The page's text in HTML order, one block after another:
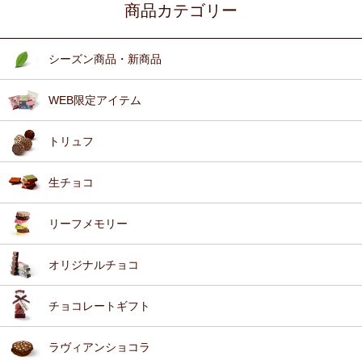
商品カテゴリー
シーズン商品・新商品
WEB限定アイテム
トリュフ
生チョコ
リーフメモリー
オリジナルチョコ
チョコレートギフト
ラヴィアンショコラ